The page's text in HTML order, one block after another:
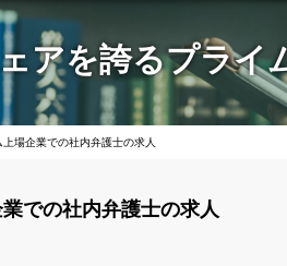
アを誇るプライ
場企業での社内弁護士の求人
での社内弁護士の求人